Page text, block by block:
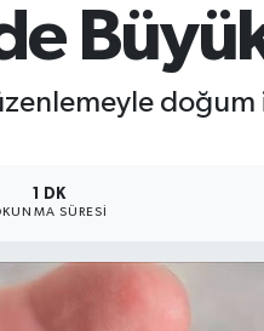
1 DK
SÜRESI